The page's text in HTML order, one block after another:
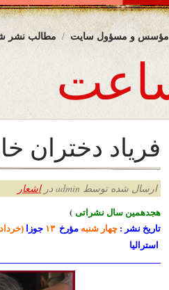
مطالب نشر مؤسس و مسؤول سایت
فریاد دختران
ارسال شده توسط admin در اشعار
هجدهمین سال نشراتی )
تاریخ نشر : چهار شنبه مؤرخ۱۳ جوزا
استرالیا